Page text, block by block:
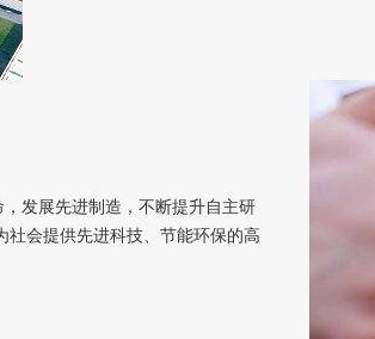
发展先进制造，不断提升自主研
社会提供先进科技、节能环保的高